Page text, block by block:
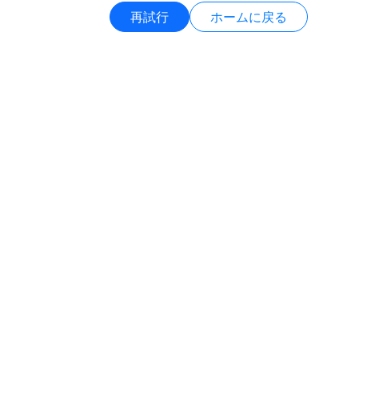
再試行 ホームに戻る